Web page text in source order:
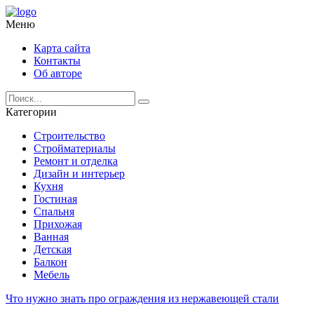
Меню
Карта сайта
Контакты
Об авторе
Категории
Строительство
Стройматериалы
Ремонт и отделка
Дизайн и интерьер
Кухня
Гостиная
Спальня
Прихожая
Ванная
Детская
Балкон
Мебель
Что нужно знать про ограждения из нержавеющей стали